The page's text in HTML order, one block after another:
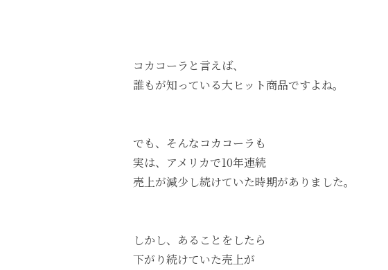
コカコーラと言えば、
誰もが知っている大ヒット商品ですよね。
でも、そんなコカコーラも
実は、アメリカで10年連続
売上が減少し続けていた時期がありました。
しかし、あることをしたら
下がり続けていた売上が